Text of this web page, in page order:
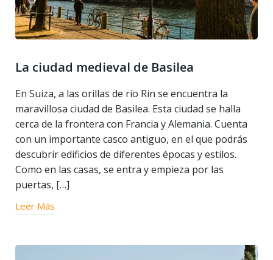
La ciudad medieval de Basilea
En Suiza, a las orillas de río Rin se encuentra la
maravillosa ciudad de Basilea. Esta ciudad se halla
cerca de la frontera con Francia y Alemania. Cuenta
con un importante casco antiguo, en el que podrás
descubrir edificios de diferentes épocas y estilos.
Como en las casas, se entra y empieza por las
puertas, […]
Leer Más